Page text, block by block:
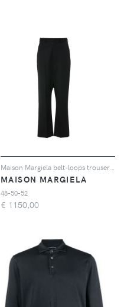
MAISON MARGIELA
48-50-52
€ 1150,00